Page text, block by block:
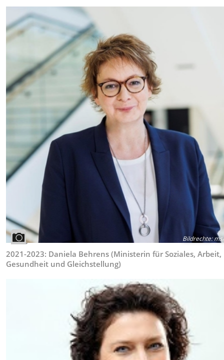
Bildrechte:
2021-2023: Daniela Behrens (Ministerin für Soziales, Arbeit,
Gesundheit und Gleichstellung)